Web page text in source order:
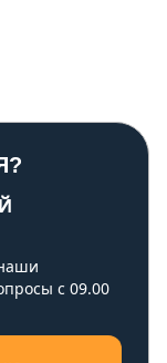
с 09.00